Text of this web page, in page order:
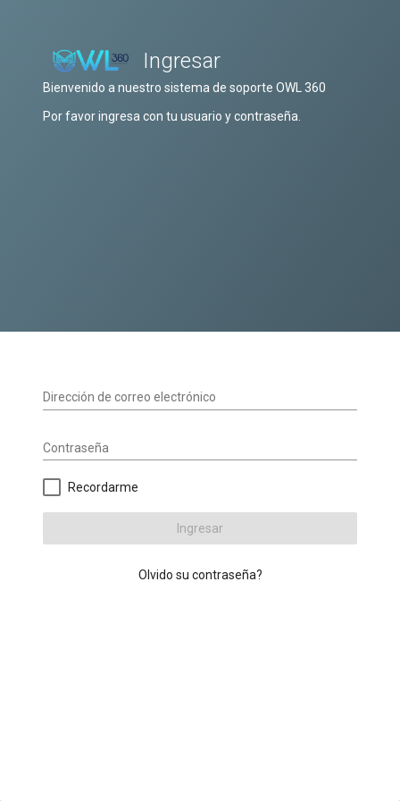
Ingresar
Bienvenido a nuestro sistema de soporte OWL 360
Por favor ingresa con tu usuario y contraseña.
Dirección de correo electrónico
Contraseña
Recordarme
Ingresar
Olvido su contraseña?